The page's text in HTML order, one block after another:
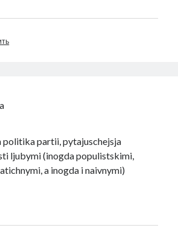
politika partii, pytajuschejsja
ljubymi (inogda populistskimi,
a inogda i naivnymi)